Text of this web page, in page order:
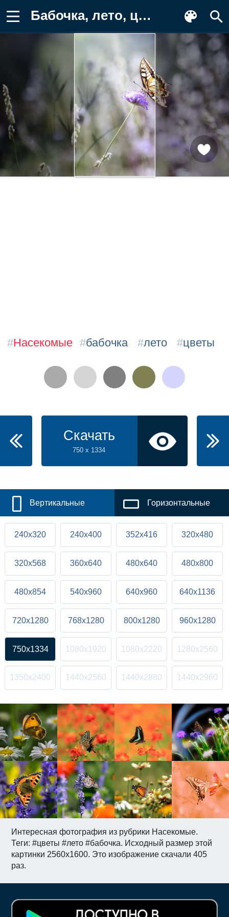
Бабочка, лето, цветы Картинка
Интересная фотография из рубрики Насекомые.
Теги: #цветы #лето #бабочка. Исходный размер этой
картинки 2560x1600. Это изображение скачали 405
раз.
#Насекомые #бабочка #лето #цветы
Скачать
750 x 1334
Вертикальные Горизонтальные
240x320 240x400 352x416 320x480
320x568 360x640 480x640 480x800
480x854 540x960 640x960 640x1136
720x1280 768x1280 800x1280 960x1280
750x1334 1080x1920 1080x2220 1280x2560
1350x2400 1440x2560 1440x2880 1440x2960